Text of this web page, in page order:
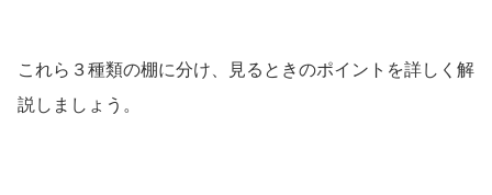
これら３種類の棚に分け、見るときのポイントを詳しく解
説しましょう。